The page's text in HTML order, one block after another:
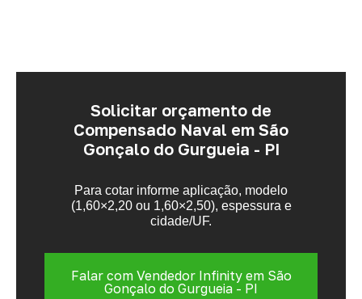
Solicitar orçamento de
Compensado Naval em São
Gonçalo do Gurgueia - PI
Para cotar informe aplicação, modelo
(1,60×2,20 ou 1,60×2,50), espessura e
cidade/UF.
Falar com Vendedor Infinity em São
Gonçalo do Gurgueia - PI